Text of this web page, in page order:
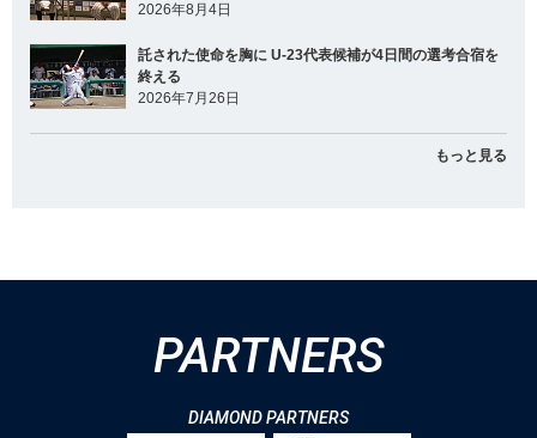
2026年8月4日
託された使命を胸に U-23代表候補が4日間の選考合宿を
終える
2026年7月26日
もっと見る
PARTNERS
DIAMOND PARTNERS